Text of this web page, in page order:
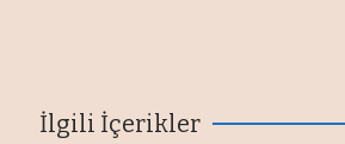
İlgili İçerikler